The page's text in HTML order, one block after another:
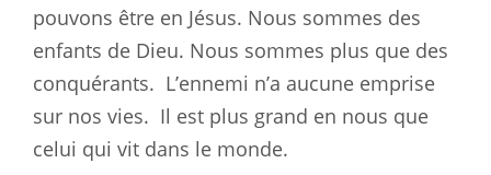
pouvons être en Jésus. Nous sommes des
enfants de Dieu. Nous sommes plus que des
conquérants. L’ennemi n’a aucune emprise
sur nos vies. Il est plus grand en nous que
celui qui vit dans le monde.